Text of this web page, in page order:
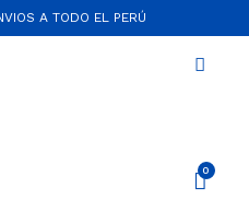
A TODO EL PERÚ